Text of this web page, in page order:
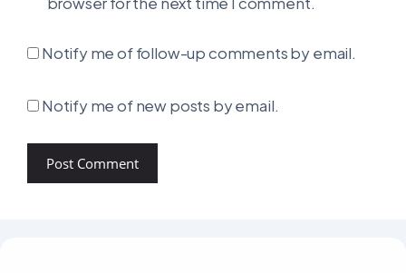
Notify me of follow-up comments by email.
Notify me of new posts by email.